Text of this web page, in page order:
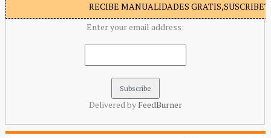
RECIBE MANUALIDADES
Enter your email address:
Delivered by FeedBurner